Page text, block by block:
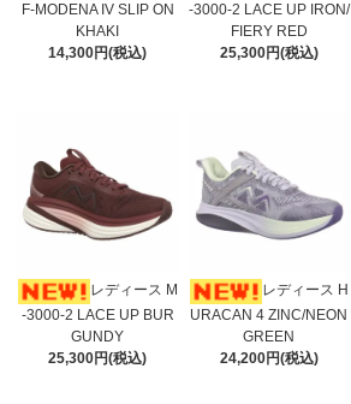
F-MODENA IV SLIP ON
KHAKI
14,300円(税込)
-3000-2 LACE UP IRON/
FIERY RED
25,300円(税込)
レディース M
-3000-2 LACE UP BUR
GUNDY
25,300円(税込)
レディース H
URACAN 4 ZINC/NEON
GREEN
24,200円(税込)